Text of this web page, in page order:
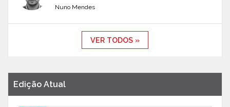
Nuno Mendes
VER TODOS »
Edição Atual